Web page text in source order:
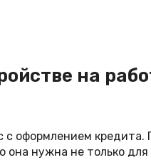
на
с оформлением
нужна не только